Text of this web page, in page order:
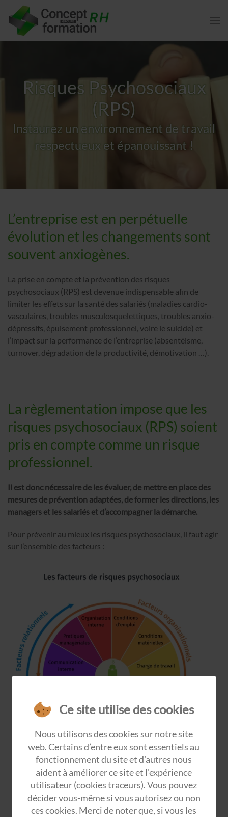
Risques Psychosociaux
(RPS)
Instaurez un environnement de travail
respectueux et épanouissant !
L’entreprise est en perpétuelle
évolution et les changements sont
souvent anxiogènes.
La prise en compte et la prévention des risques
psychosociaux (RPS) est devenue indispensable afin de
limiter les effets sur la santé des salariés (maladies cardio-
vasculaires, troubles musculosquelettiques, troubles anxio-
dépressifs, épuisement professionnel, voire le suicide) et
l’impact sur la performance de l’entreprise (absentéisme,
turnover, dégradation de la productivité, démotivation …).
La règlementation impose que les
risques psychosociaux (RPS) soient
pris en compte comme un risque
professionnel.
Il est donc nécessaire de les évaluer, de mettre en place des
mesures de prévention adaptées, de former les directions, les
managers et les salariés et d’accompagner la démarche.
Pour prévenir au mieux les risques psychosociaux, il faut agir
sur l’ensemble des facteurs :
Ce site utilise des cookies
Nous utilisons des cookies sur notre site
web. Certains d’entre eux sont essentiels au
fonctionnement du site et d’autres nous
aident à améliorer ce site et l’expérience
utilisateur (cookies traceurs). Vous pouvez
décider vous-même si vous autorisez ou non
ces cookies. Merci de noter que, si vous les